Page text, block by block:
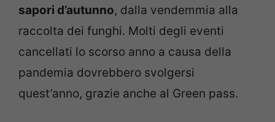
sapori d’autunno, dalla vendemmia alla
raccolta dei funghi. Molti degli eventi
cancellati lo scorso anno a causa della
pandemia dovrebbero svolgersi
quest’anno, grazie anche al Green pass.